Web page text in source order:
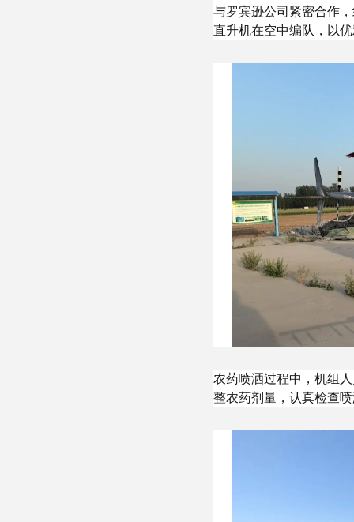
与罗宾逊公司紧密合作
直升机在空中编队，以
农药喷洒过程中，机组
整农药剂量，认真检查